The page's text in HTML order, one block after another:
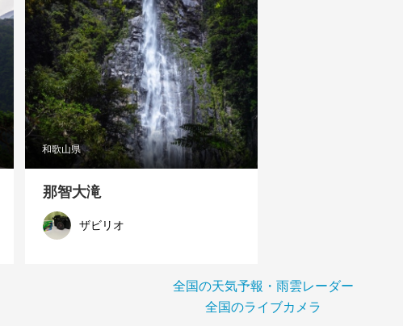
和歌山県
那智大滝
ザビリオ
全国の天気予報・雨雲レーダー
全国のライブカメラ